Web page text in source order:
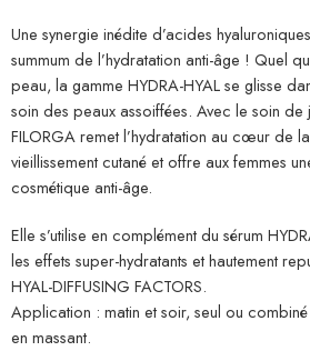
Une synergie inédite d’acides
summum de l’hydratation anti-âge ! Quel
peau, la gamme HYDRA-HYAL se glisse
soin des peaux assoiffées. Avec le soin de
FILORGA remet l’hydratation au cœur de
vieillissement cutané et offre aux femmes
cosmétique anti-âge.
Elle s’utilise en complément du sérum
les effets super-hydratants et hautement
HYAL-DIFFUSING FACTORS.
Application : matin et soir, seul ou
en massant.